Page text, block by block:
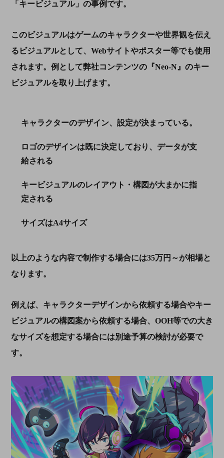
「キービジュアル」の事例です。
このビジュアルはゲームのキャラクターや世界観を伝え
るビジュアルとして、 Webサイトやポスター等でも使用
されます。例として弊社コンテンツの『Neo-N』のキー
ビジュアルを取り上げます。
キャラクターのデザイン、設定が決まっている。
ロゴのデザインは既に決定しており、データが支
給される
キービジュアルのレイアウト・構図が大まかに指
定される
サイズはA4サイズ
以上のような内容で制作する場合には35万円～が相場と
なります。
例えば、キャラクターデザインから依頼する場合やキー
ビジュアルの構図案から依頼する場合、 OOH等での大き
なサイズを想定する場合には別途予算の検討が必要で
す。